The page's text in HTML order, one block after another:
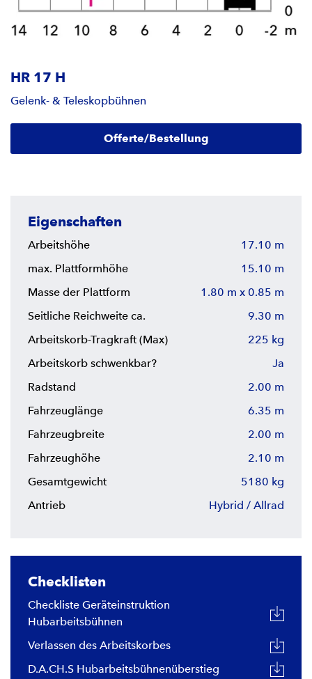
HR 17 H
Gelenk- & Teleskopbühnen
Offerte/Bestellung
Eigenschaften
Arbeitshöhe
17.10 m
max. Plattformhöhe
15.10 m
Masse der Plattform
1.80 m x 0.85 m
Seitliche Reichweite ca.
9.30 m
Arbeitskorb-Tragkraft (Max)
225 kg
Arbeitskorb schwenkbar?
Ja
Radstand
2.00 m
Fahrzeuglänge
6.35 m
Fahrzeugbreite
2.00 m
Fahrzeughöhe
2.10 m
Gesamtgewicht
5180 kg
Antrieb
Hybrid / Allrad
Checklisten
Checkliste Geräteinstruktion
Hubarbeitsbühnen
Verlassen des Arbeitskorbes
D.A.CH.S Hubarbeitsbühnenüberstieg